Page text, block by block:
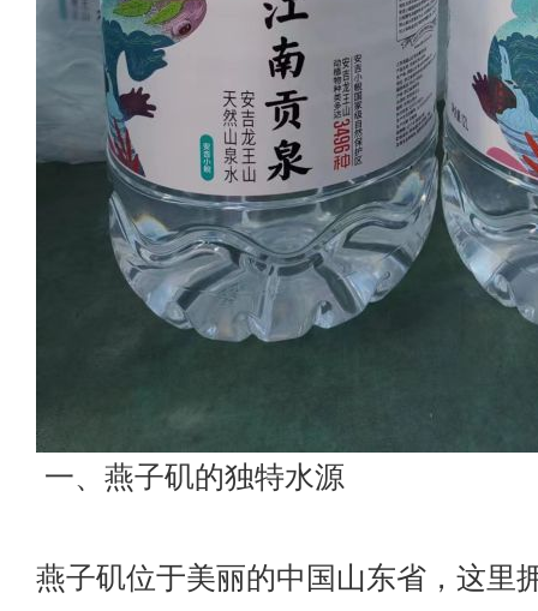
一、燕子矶的独特水源
燕子矶位于美丽的中国山东省，这里